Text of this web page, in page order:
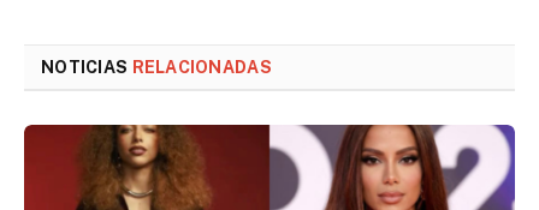
NOTICIAS RELACIONADAS